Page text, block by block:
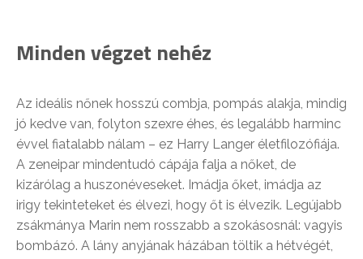
Minden végzet nehéz
Az ideális nőnek hosszú combja, pompás alakja, mindig
jó kedve van, folyton szexre éhes, és legalább harminc
évvel fiatalabb nálam – ez Harry Langer életfilozófiája.
A zeneipar mindentudó cápája falja a nőket, de
kizárólag a huszonéveseket. Imádja őket, imádja az
irigy tekinteteket és élvezi, hogy őt is élvezik. Legújabb
zsákmánya Marin nem rosszabb a szokásosnál: vagyis
bombázó. A lány anyjának házában töltik a hétvégét,